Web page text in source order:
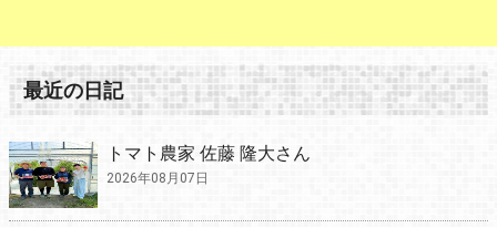
最近の日記
トマト農家 佐藤 隆大さん
2026年08月07日